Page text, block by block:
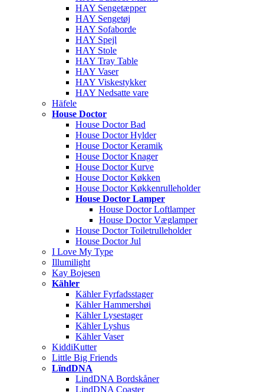
HAY Sengetæpper
HAY Sengetøj
HAY Sofaborde
HAY Spejl
HAY Stole
HAY Tray Table
HAY Vaser
HAY Viskestykker
HAY Nedsatte vare
Häfele
House Doctor
House Doctor Bad
House Doctor Hylder
House Doctor Keramik
House Doctor Knager
House Doctor Kurve
House Doctor Køkken
House Doctor Køkkenrulleholder
House Doctor Lamper
House Doctor Loftlamper
House Doctor Væglamper
House Doctor Toiletrulleholder
House Doctor Jul
I Love My Type
Illumilight
Kay Bojesen
Kähler
Kähler Fyrfadsstager
Kähler Hammershøi
Kähler Lysestager
Kähler Lyshus
Kähler Vaser
KiddiKutter
Little Big Friends
LïndDNA
LindDNA Bordskåner
LindDNA Coaster